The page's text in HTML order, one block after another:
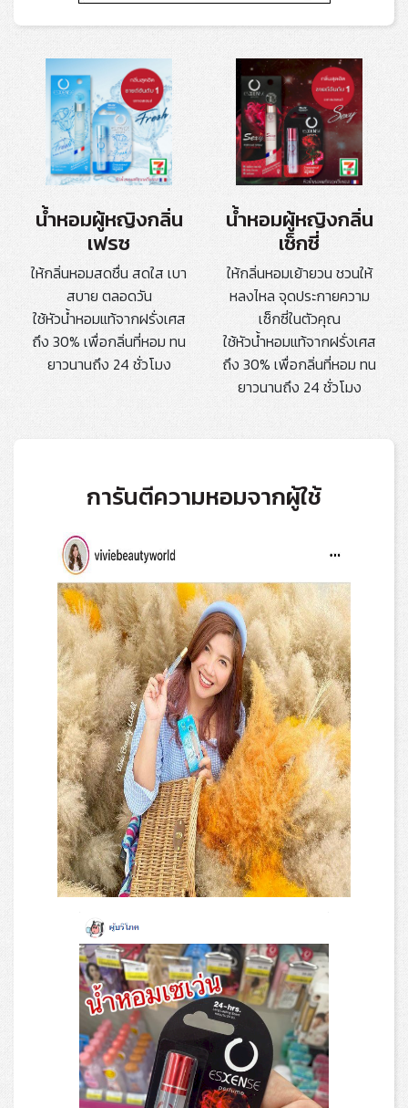
น้ำหอมผู้หญิงกลิ่น
เฟรซ
ให้กลิ่นหอมสดชื่น สดใส เบา
สบาย ตลอดวัน
ใช้หัวน้ำหอมแท้จากฝรั่งเศส
ถึง 30% เพื่อกลิ่นที่หอม ทน
ยาวนานถึง 24 ชั่วโมง
น้ำหอมผู้หญิงกลิ่น
เซ็กซี่
ให้กลิ่นหอมเย้ายวน ชวนให้
หลงไหล จุดประกายความ
เซ็กซี่ในตัวคุณ
ใช้หัวน้ำหอมแท้จากฝรั่งเศส
ถึง 30% เพื่อกลิ่นที่หอม ทน
ยาวนานถึง 24 ชั่วโมง
การันตีความหอมจากผู้ใช้